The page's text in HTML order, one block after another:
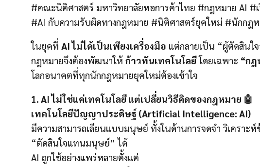
#คณะนิติศาสตร์ มหาวิทยาลัยหอการค้าไทย #กฎหมาย AI
#AI กับความรับผิดทางกฎหมาย #นิติศาสตร์ยุคใหม่ #นักกฎ
ในยุคที่ AI ไม่ได้เป็นเพียงเครื่องมือ แต่กลายเป็น “ผู้ตัดสินใ
กฎหมายจึงต้องพัฒนาให้ ก้าวทันเทคโนโลยีโดยเฉพาะ “กฎ
โลกอนาคตที่ทุกนักกฎหมายยุคใหม่ต้องเข้าใจ
1. AI ไม่ใช่แค่เทคโนโลยี แต่เปลี่ยนวิธีคิดของกฎหมาย 🤖
เทคโนโลยีปัญญาประดิษฐ์ (Artificial Intelligence: AI)
มีความสามารถเลียนแบบมนุษย์ ทั้งในด้านการจดจำ วิเคราะ
“ตัดสินใจแทนมนุษย์” ได้
AI ถูกใช้อย่างแพร่หลายตั้งแต่